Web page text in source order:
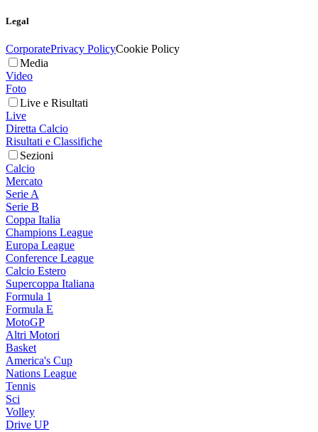
Legal
CorporatePrivacy PolicyCookie Policy
Media
Video
Foto
Live e Risultati
Live
Diretta Calcio
Risultati e Classifiche
Sezioni
Calcio
Mercato
Serie A
Serie B
Coppa Italia
Champions League
Europa League
Conference League
Calcio Estero
Supercoppa Italiana
Formula 1
Formula E
MotoGP
Altri Motori
Basket
America's Cup
Nations League
Tennis
Sci
Volley
Drive UP